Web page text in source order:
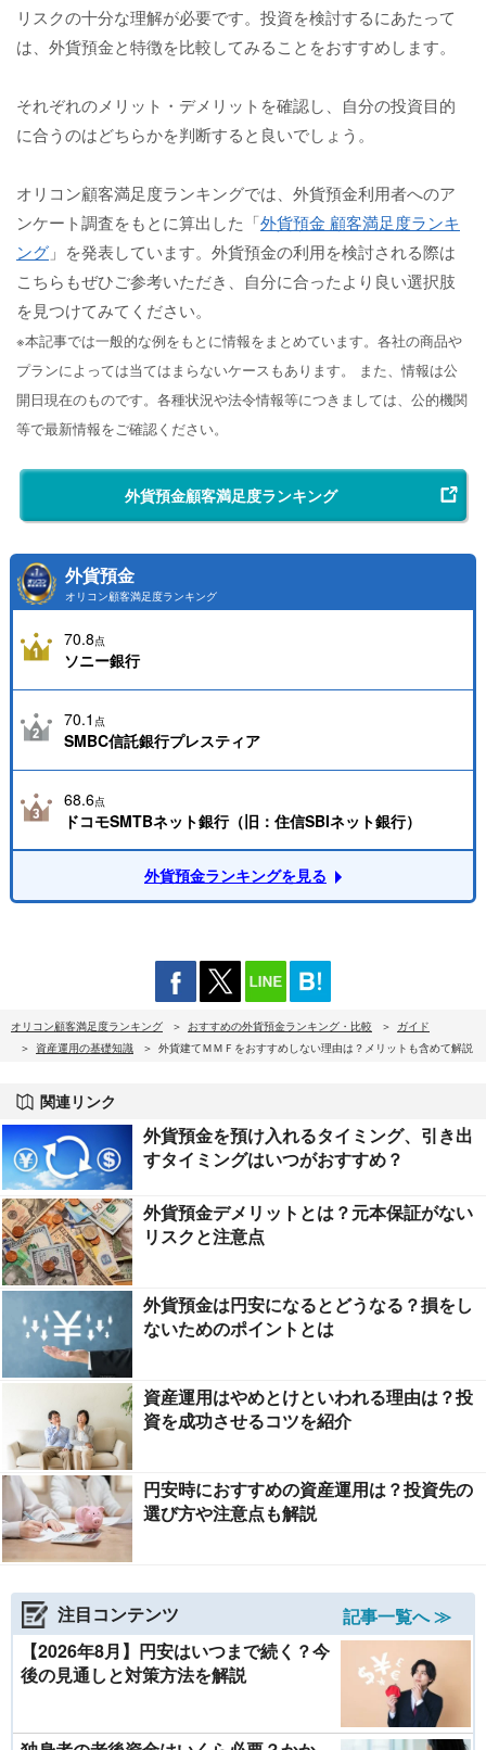
リスクの十分な理解が必要です。投資を検討するにあたって
は、外貨預金と特徴を比較してみることをおすすめします。
それぞれのメリット・デメリットを確認し、自分の投資目的
に合うのはどちらかを判断すると良いでしょう。
オリコン顧客満足度ランキングでは、外貨預金利用者へのア
ンケート調査をもとに算出した「外貨預金 顧客満足度ランキ
ング 」を発表しています。外貨預金の利用を検討される際は
こちらもぜひご参考いただき、自分に合ったより良い選択肢
を見つけてみてください。
※本記事では一般的な例をもとに情報をまとめています。各社の商品や
プランによっては当てはまらないケースもあります。 また、情報は公
開日現在のものです。各種状況や法令情報等につきましては、公的機関
等で最新情報をご確認ください。
外貨預金顧客満足度ランキング
外貨預金
オリコン顧客満足度ランキング
70.8点
ソニー銀行
70.1 点
SMBC信託銀行プレスティア
68.6点
ドコモSMTBネット銀行（旧：住信SBIネット銀行）
外貨預金ランキングを見る
オリコン顧客満足度ランキング おすすめの外貨預金ランキング・比較
ガイド
資産運用の基礎知識
外貨建てＭＭＦをおすすめしない理由は？メリットも含めて解説
関連リンク
外貨預金を預け入れるタイミング、引き出
すタイミングはいつがおすすめ？
外貨預金デメリットとは？元本保証がない
リスクと注意点
外貨預金は円安になるとどうなる？損をし
ないためのポイントとは
資産運用はやめとけといわれる理由は？投
資を成功させるコツを紹介
円安時におすすめの資産運用は？投資先の
選び方や注意点も解説
注目コンテンツ
記事一覧へ ≫
【2026年8月】円安はいつまで続く？今
後の見通しと対策方法を解説